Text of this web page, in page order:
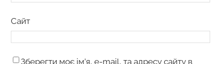
Сайт
Зберегти моє ім’я, e-mail, та адресу сайту в